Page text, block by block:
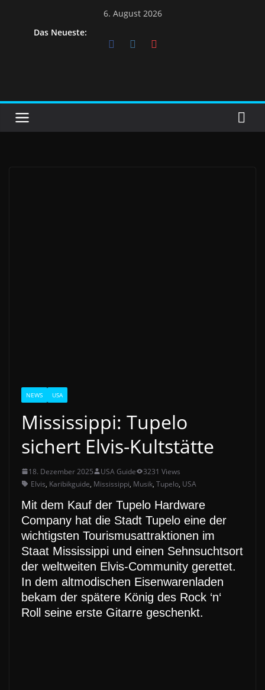
6. August 2026
Das Neueste:
NEWS USA
Mississippi: Tupelo
sichert Elvis-Kultstätte
18. Dezember 2025 USA Guide
3231 Views
Elvis, Karibikguide, Mississippi, Musik, Tupelo, USA
Mit dem Kauf der Tupelo Hardware
Company hat die Stadt Tupelo eine der
wichtigsten Tourismusattraktionen im
Staat Mississippi und einen Sehnsuchtsort
der weltweiten Elvis-Community gerettet.
In dem altmodischen Eisenwarenladen
bekam der spätere König des Rock ‘n‘
Roll seine erste Gitarre geschenkt.